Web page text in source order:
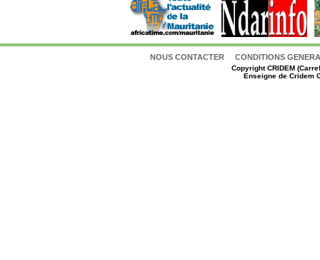
NOUS CONTACTER CONDITIONS
CopyrightCRIDEM
Enseigne de Cridem